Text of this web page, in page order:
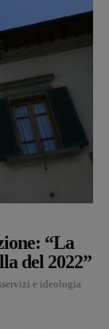
“La
del 2022”
e ideologia